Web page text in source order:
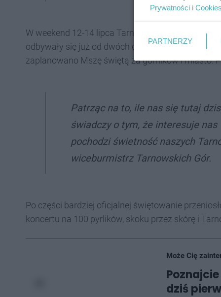
W weekend 12-14 lipca Tarnowskie Góry
odbywały się już od dwóch dni, finałem stała się
zaplanowano Mszę świętą za górników i miasto.
Patrząc na to, ile nas się tutaj
świadczy o tym, że interesuje
pochodzi świetność naszych
wiceburmistrz Tarnowskich Gór.
Po części bardziej oficjalnej świętowanie
koncertu na 100 pyrlików, skoku przez skórę i
Może Cię
dziś
Prywatności i Cookies
PARTNERZY